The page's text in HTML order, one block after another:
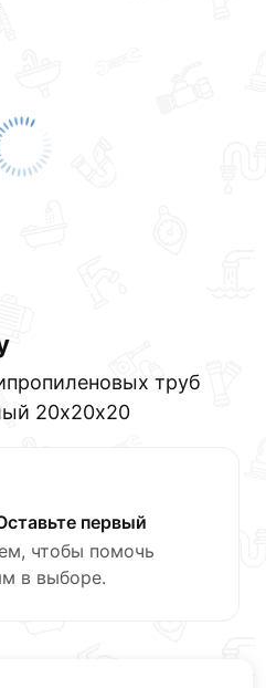
труб
20х20х20
первый
чтобы помочь
в выборе.